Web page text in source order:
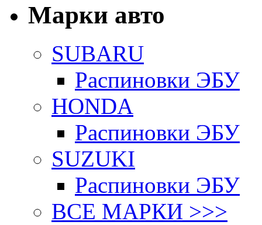
Марки авто
SUBARU
Распиновки ЭБУ
HONDA
Распиновки ЭБУ
SUZUKI
Распиновки ЭБУ
ВСЕ МАРКИ >>>